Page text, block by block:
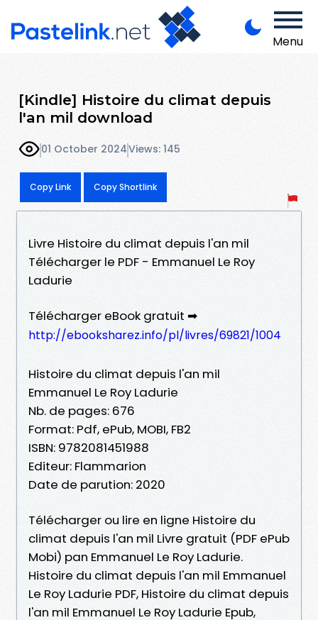
Menu
[Kindle] Histoire du climat depuis
l'an mil download
01 October 2024Views: 145
Copy Link Copy Shortlink
Livre Histoire du climat depuis l'an mil
Télécharger le PDF - Emmanuel Le Roy
Ladurie
Télécharger eBook gratuit ➡
http://ebooksharez.info/pl/livres/69821/1004
Histoire du climat depuis l'an mil
Emmanuel Le Roy Ladurie
Nb. de pages: 676
Format: Pdf, ePub, MOBI, FB2
ISBN: 9782081451988
Editeur: Flammarion
Date de parution: 2020
Télécharger ou lire en ligne Histoire du
climat depuis l'an mil Livre gratuit (PDF ePub
Mobi) pan Emmanuel Le Roy Ladurie.
Histoire du climat depuis l'an mil Emmanuel
Le Roy Ladurie PDF, Histoire du climat depuis
l'an mil Emmanuel Le Roy Ladurie Epub,